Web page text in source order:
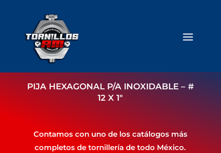
PIJA HEXAGONAL P/A INOXIDABLE – #
12 X 1″
Contamos con uno de los catálogos más
completos de tornillería de todo México.